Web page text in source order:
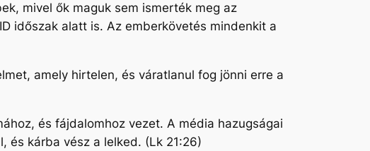
mivel ők maguk sem ismerték meg az
időszak alatt is. Az emberkövetés mindenkit a
amely hirtelen, és váratlanul fog jönni erre a
és fájdalomhoz vezet. A média hazugságai
és kárba vész a lelked. (Lk 21:26)